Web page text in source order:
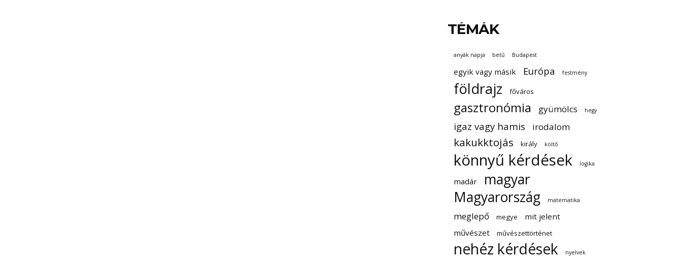
TÉMÁK
anyák napja betű Budapest
egyik vagy másik Európa festmény
földrajz főváros
gasztronómia gyümölcs hegy
igaz vagy hamis irodalom
kakukktojás király költő
könnyű kérdések logika
madár
magyar
Magyarország
matematika
meglepő megye
mit jelent
művészet
művészettörténet
nehéz kérdések nyelvek